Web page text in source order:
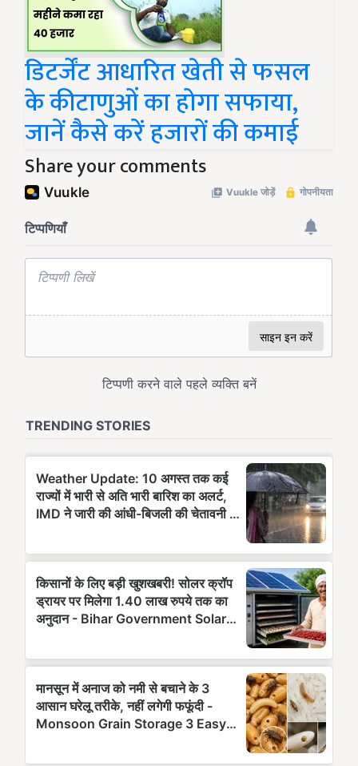
डिटर्जेंट आधारित खेती से फसल
के कीटाणुओं का होगा सफाया,
जानें कैसे करें हजारों की कमाई
Share your comments